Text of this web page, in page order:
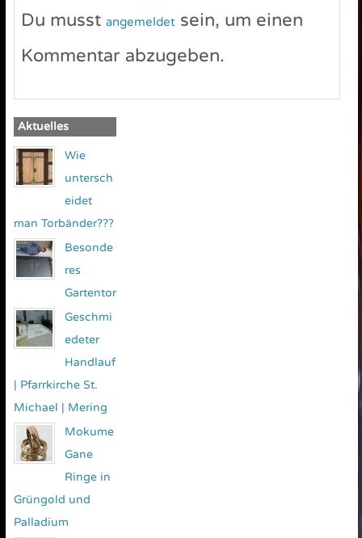
Du musst angemeldetsein, um einen
Kommentar abzugeben.
Aktuelles
Wie
untersch
eidet
man Torbänder???
Besonde
res
Gartentor
Geschmi
edeter
Handlauf
| Pfarrkirche St.
Michael | Mering
Mokume
Gane
Ringe in
Grüngold und
Palladium